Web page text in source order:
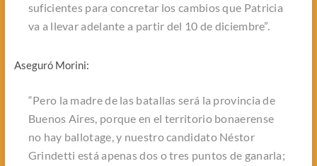
suficientes para concretar los cambios que Patricia
va a llevar adelante a partir del 10 de diciembre”.
Aseguró Morini:
“Pero la madre de las batallas será la provincia de
Buenos Aires, porque en el territorio bonaerense
no hay ballotage, y nuestro candidato Néstor
Grindetti está apenas dos o tres puntos de ganarla;